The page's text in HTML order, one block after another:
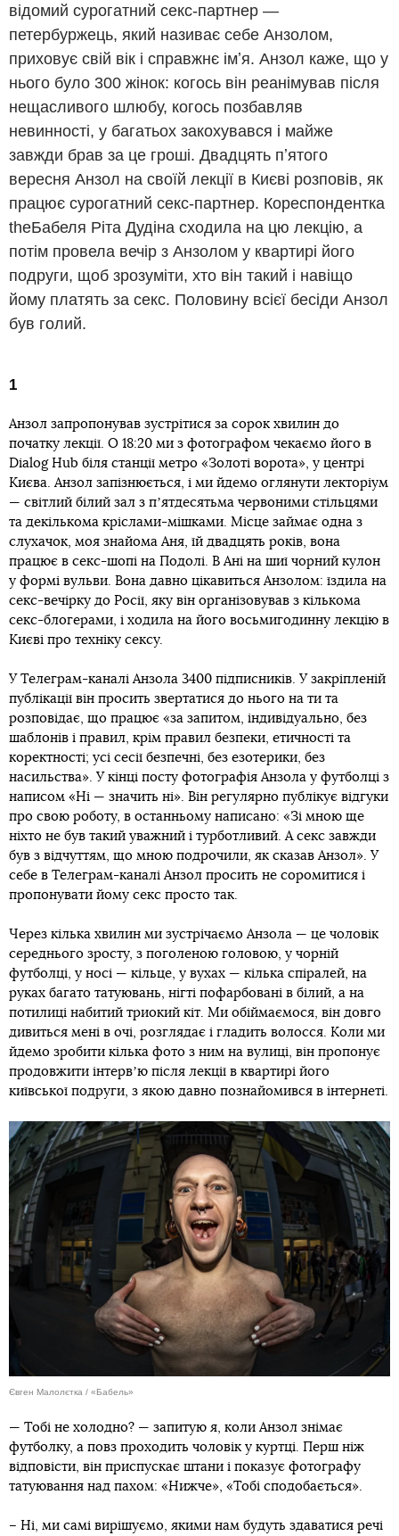
відомий сурогатний секс-партнер —
петербуржець, який називає себе Анзолом,
приховує свій вік і справжнє імʼя. Анзол каже, що у
нього було 300 жінок: когось він реанімував після
нещасливого шлюбу, когось позбавляв
невинності, у багатьох закохувався і майже
завжди брав за це гроші. Двадцять пʼятого
вересня Анзол на своїй лекції в Києві розповів, як
працює сурогатний секс-партнер. Кореспондентка
theБабеля Ріта Дудіна сходила на цю лекцію, а
потім провела вечір з Анзолом у квартирі його
подруги, щоб зрозуміти, хто він такий і навіщо
йому платять за секс. Половину всієї бесіди Анзол
був голий.
1
Анзол запропонував зустрітися за сорок хвилин до
початку лекції. О 18:20 ми з фотографом чекаємо його в
Dialog Hub біля станції метро «Золоті ворота», у центрі
Києва. Анзол запізнюється, і ми йдемо оглянути лекторіум
— світлий білий зал з пʼятдесятьма червоними стільцями
та декількома кріслами-мішками. Місце займає одна з
слухачок, моя знайома Аня, їй двадцять років, вона
працює в секс-шопі на Подолі. В Ані на шиї чорний кулон
у формі вульви. Вона давно цікавиться Анзолом: їздила на
секс-вечірку до Росії, яку він організовував з кількома
секс-блогерами, і ходила на його восьмигодинну лекцію в
Києві про техніку сексу.
У Телеграм-каналі Анзола 3400 підписників. У закріпленій
публікації він просить звертатися до нього на ти та
розповідає, що працює «за запитом, індивідуально, без
шаблонів і правил, крім правил безпеки, етичності та
коректності; усі сесії безпечні, без езотерики, без
насильства». У кінці посту фотографія Анзола у футболці з
написом «Ні — значить ні». Він регулярно публікує відгуки
про свою роботу, в останньому написано: «Зі мною ще
ніхто не був такий уважний і турботливий. А секс завжди
був з відчуттям, що мною подрочили, як сказав Анзол». У
себе в Телеграм-каналі Анзол просить не соромитися і
пропонувати йому секс просто так.
Через кілька хвилин ми зустрічаємо Анзола — це чоловік
середнього зросту, з поголеною головою, у чорній
футболці, у носі — кільце, у вухах — кілька спіралей, на
руках багато татуювань, нігті пофарбовані в білий, а на
потилиці набитий триокий кіт. Ми обіймаємося, він довго
дивиться мені в очі, розглядає і гладить волосся. Коли ми
йдемо зробити кілька фото з ним на вулиці, він пропонує
продовжити інтервʼю після лекції в квартирі його
київської подруги, з якою давно познайомився в інтернеті.
Євген Малолєтка / «Бабель»
— Тобі не холодно? — запитую я, коли Анзол знімає
футболку, а повз проходить чоловік у куртці. Перш ніж
відповісти, він приспускає штани і показує фотографу
татуювання над пахом: «Нижче», «Тобі сподобається».
– Ні, ми самі вирішуємо, якими нам будуть здаватися речі